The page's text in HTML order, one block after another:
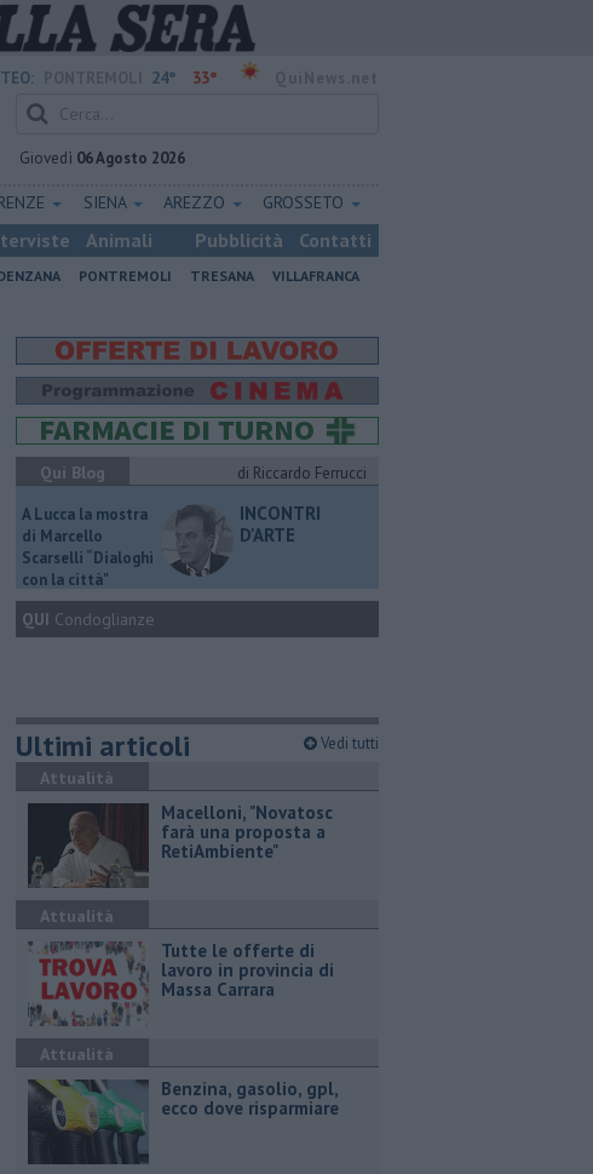
24° 33°
Giovedì 06 Agosto 2026
SIENA AREZZO GROSSETO
Animali Pubblicità Contatti
PONTREMOLI TRESANA
VILLAFRANCA
Qui Blog
di Riccardo Ferrucci
A Lucca la mostra
di Marcello
Scarselli “Dialoghi
con la città"
INCONTRI
D'ARTE
QUI Condoglianze
Ultimi articoli Vedi tutti
Attualità
Macelloni, "Novatosc
farà una proposta a
RetiAmbiente"
Attualità
​Tutte le offerte di
lavoro in provincia di
Massa Carrara
Attualità
​Benzina, gasolio, gpl,
ecco dove risparmiare